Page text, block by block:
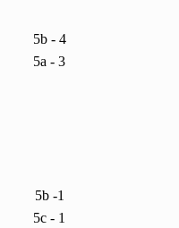
5b - 4
5a - 3
5b -1
5c - 1